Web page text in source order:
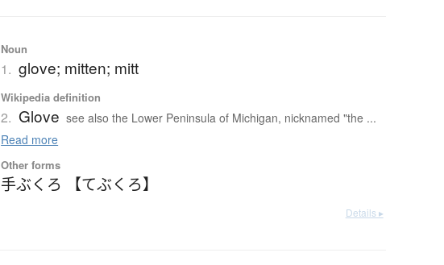
Noun
1. glove; mitten; mitt
Wikipedia definition
2. Glove see also the Lower Peninsula of Michigan, nicknamed "the ...
Read more
Other forms
手ぶくろ 【てぶくろ】
Details ▸